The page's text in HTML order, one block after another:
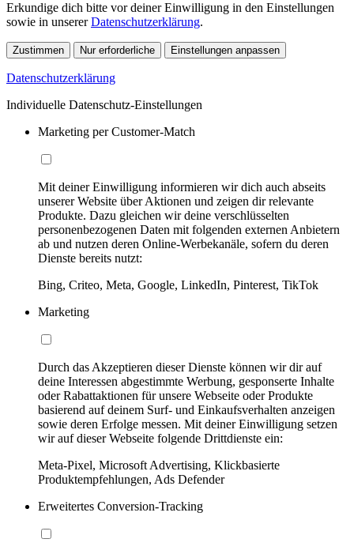
Erkundige dich bitte vor deiner Einwilligung in den Einstellungen
sowie in unsererDatenschutzerklärung.
Zustimmen Nur erforderliche Einstellungen anpassen
Datenschutzerklärung
Individuelle Datenschutz-Einstellungen
Marketing per Customer-Match
Mit deiner Einwilligung informieren wir dich auch abseits
unserer Website über Aktionen und zeigen dir relevante
Produkte. Dazu gleichen wir deine verschlüsselten
personenbezogenen Daten mit folgenden externen Anbietern
ab und nutzen deren Online-Werbekanäle, sofern du deren
Dienste bereits nutzt:
Bing, Criteo, Meta, Google, LinkedIn, Pinterest, TikTok
Marketing
Durch das Akzeptieren dieser Dienste können wir dir auf
deine Interessen abgestimmte Werbung, gesponserte Inhalte
oder Rabattaktionen für unsere Webseite oder Produkte
basierend auf deinem Surf- und Einkaufsverhalten anzeigen
sowie deren Erfolge messen. Mit deiner Einwilligung setzen
wir auf dieser Webseite folgende Drittdienste ein:
Meta-Pixel, Microsoft Advertising, Klickbasierte
Produktempfehlungen, Ads Defender
Erweitertes Conversion-Tracking